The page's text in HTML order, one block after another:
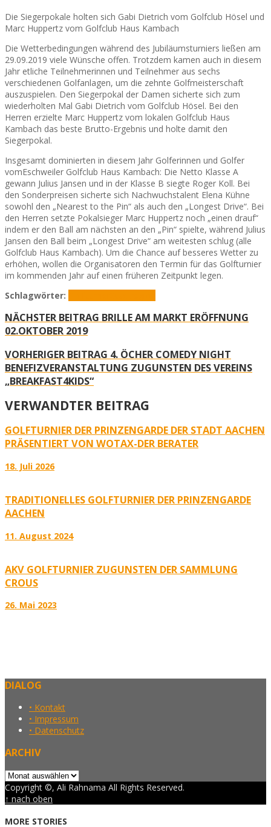
Die Siegerpokale holten sich Gabi Dietrich vom Golfclub Hösel und
Marc Huppertz vom Golfclub Haus Kambach
Die Wetterbedingungen während des Jubiläumsturniers ließen am
29.09.2019 viele Wünsche offen. Trotzdem kamen auch in diesem
Jahr etliche Teilnehmerinnen und Teilnehmer aus sechs
verschiedenen Golfanlagen, um die zehnte Golfmeisterschaft
auszuspielen. Den Siegerpokal der Damen sicherte sich zum
wiederholten Mal Gabi Dietrich vom Golfclub Hösel. Bei den
Herren erzielte Marc Huppertz vom lokalen Golfclub Haus
Kambach das beste Brutto-Ergebnis und holte damit den
Siegerpokal.
Insgesamt dominierten in diesem Jahr Golferinnen und Golfer
vomEschweiler Golfclub Haus Kambach: Die Netto Klasse A
gewann Julius Jansen und in der Klasse B siegte Roger Koll. Bei
den Sonderpreisen sicherte sich Nachwuchstalent Elena Kühne
sowohl den „Nearest to the Pin“ als auch den „Longest Drive“. Bei
den Herren setzte Pokalsieger Marc Huppertz noch „einen drauf“
indem er den Ball am nächsten an den „Pin“ spielte, während Julius
Jansen den Ball beim „Longest Drive“ am weitesten schlug (alle
Golfclub Haus Kambach). Um die Chance auf besseres Wetter zu
erhöhen, wollen die Organisatoren den Termin für das Golfturnier
im kommenden Jahr auf einen früheren Zeitpunkt legen.
Schlagwörter:
NÄCHSTER BEITRAG BRILLE AM MARKT ERÖFFNUNG
02.OKTOBER 2019
VORHERIGER BEITRAG 4. ÖCHER COMEDY NIGHT
BENEFIZVERANSTALTUNG ZUGUNSTEN DES VEREINS
„BREAKFAST4KIDS“
VERWANDTER BEITRAG
GOLFTURNIER DER PRINZENGARDE DER STADT AACHEN
PRÄSENTIERT VON WOTAX-DER BERATER
18. Juli 2026
TRADITIONELLES GOLFTURNIER DER PRINZENGARDE
AACHEN
11. August 2024
AKV GOLFTURNIER ZUGUNSTEN DER SAMMLUNG
CROUS
26. Mai 2023
DIALOG
• Kontakt
• Impressum
• Datenschutz
ARCHIV
Archiv
Copyright ©, Ali Rahnama All Rights Reserved.
↑ nach oben
MORE STORIES